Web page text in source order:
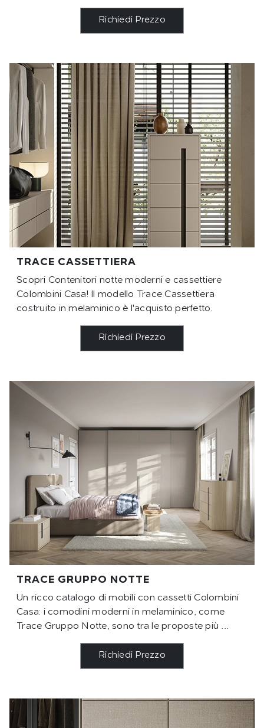
Richiedi Prezzo
TRACE CASSETTIERA
Scopri Contenitori notte moderni e cassettiere
Colombini Casa! Il modello Trace Cassettiera
costruito in melaminico è l'acquisto perfetto.
Richiedi Prezzo
TRACE GRUPPO NOTTE
Un ricco catalogo di mobili con cassetti Colombini
Casa: i comodini moderni in melaminico, come
Trace Gruppo Notte, sono tra le proposte più ...
Richiedi Prezzo